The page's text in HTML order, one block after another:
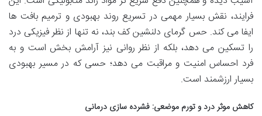
فرایند، نقش بسیار مهمی در تسریع روند بهبودی و ترمیم بافت ها
ایفا می کند. حس گرمای دلنشین کف بند، نه تنها از نظر فیزیکی درد
را تسکین می دهد، بلکه از نظر روانی نیز آرامش بخش است و به
فرد احساس امنیت و مراقبت می دهد؛ حسی که در مسیر بهبودی
بسیار ارزشمند است.
کاهش موثر درد و تورم موضعی: فشرده سازی درمانی